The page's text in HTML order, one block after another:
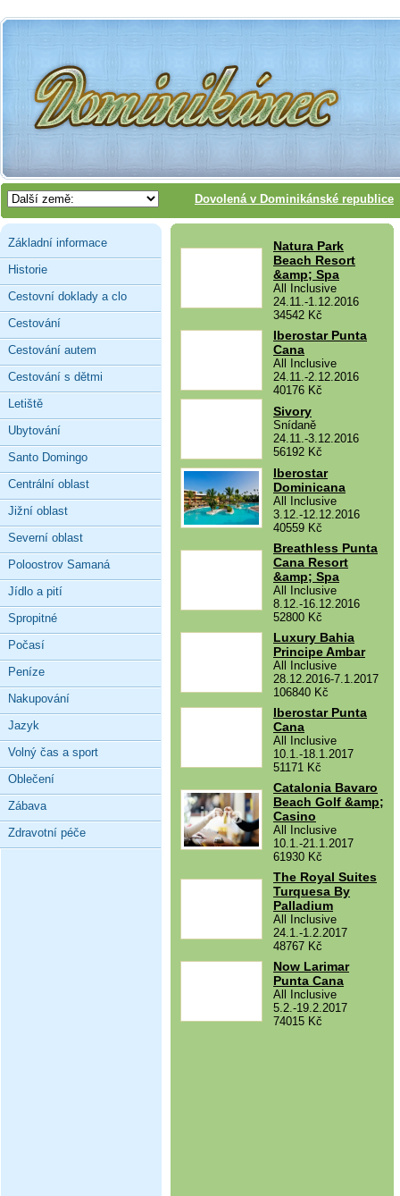
Dovolená v Dominikánské republice
Základní informace
Historie
Cestovní doklady a clo
Cestování
Cestování autem
Cestování s dětmi
Letiště
Ubytování
Santo Domingo
Centrální oblast
Jižní oblast
Severní oblast
Poloostrov Samaná
Jídlo a pití
Spropitné
Počasí
Peníze
Nakupování
Jazyk
Volný čas a sport
Oblečení
Zábava
Zdravotní péče
Natura Park
Beach Resort
&amp; Spa
All Inclusive
24.11.-1.12.2016
34542 Kč
Iberostar Punta
Cana
All Inclusive
24.11.-2.12.2016
40176 Kč
Sivory
Snídaně
24.11.-3.12.2016
56192 Kč
Iberostar
Dominicana
All Inclusive
3.12.-12.12.2016
40559 Kč
Breathless Punta
Cana Resort
&amp; Spa
All Inclusive
8.12.-16.12.2016
52800 Kč
Luxury Bahia
Principe Ambar
All Inclusive
28.12.2016-7.1.2017
106840 Kč
Iberostar Punta
Cana
All Inclusive
10.1.-18.1.2017
51171 Kč
Catalonia Bavaro
Beach Golf &amp;
Casino
All Inclusive
10.1.-21.1.2017
61930 Kč
The Royal Suites
Turquesa By
Palladium
All Inclusive
24.1.-1.2.2017
48767 Kč
Now Larimar
Punta Cana
All Inclusive
5.2.-19.2.2017
74015 Kč